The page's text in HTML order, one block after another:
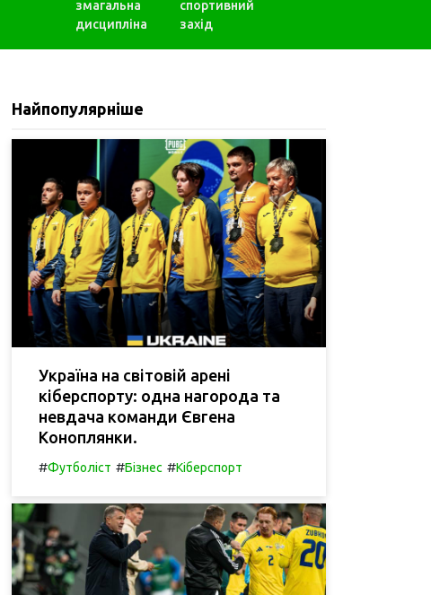
змагальна
дисципліна
спортивний
захід
Найпопулярніше
Україна на світовій арені
кіберспорту: одна нагорода та
невдача команди Євгена
Коноплянки.
#Футболіст #Бізнес #Кіберспорт